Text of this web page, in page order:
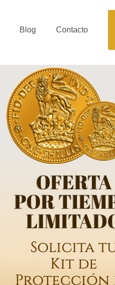
Blog Contacto